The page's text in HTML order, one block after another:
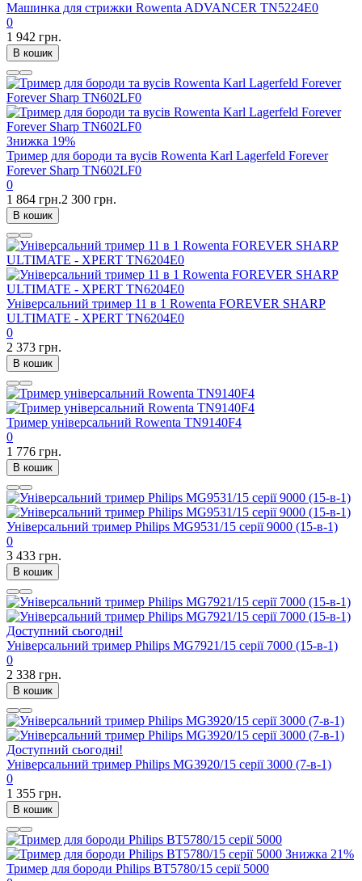
Машинка для стрижки Rowenta ADVANCER TN5224E0
0
1 942 грн.
В кошик
Знижка 19%
Тример для бороди та вусів Rowenta Karl Lagerfeld Forever
Forever Sharp TN602LF0
0
1 864 грн.2 300 грн.
В кошик
Універсальний тример 11 в 1 Rowenta FOREVER SHARP
ULTIMATE - XPERT TN6204E0
0
2 373 грн.
В кошик
Тример універсальний Rowenta TN9140F4
0
1 776 грн.
В кошик
Універсальний тример Philips MG9531/15 серії 9000 (15-в-1)
0
3 433 грн.
В кошик
Доступний сьогодні!
Універсальний тример Philips MG7921/15 серії 7000 (15-в-1)
0
2 338 грн.
В кошик
Доступний сьогодні!
Універсальний тример Philips MG3920/15 серії 3000 (7-в-1)
0
1 355 грн.
В кошик
Знижка 21%
Тример для бороди Philips BT5780/15 серії 5000